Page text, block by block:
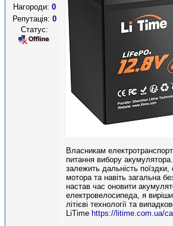
Нагороди: 0
Репутація: 0
Статус:
Власникам
питання вибору акумулятора.
залежить дальність поїздки,
мотора та навіть загальна
настав час оновити
електровелосипеда, я
літієві технології та
LiTime https://litime.com.ua/